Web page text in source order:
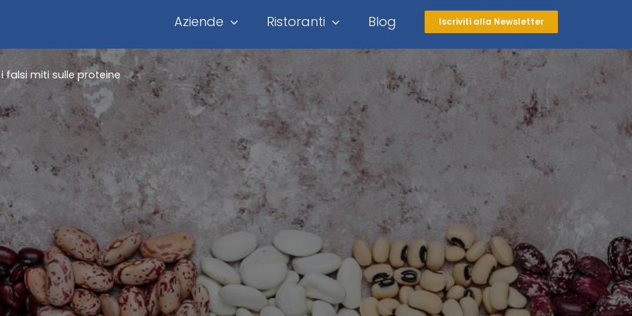
Aziende Ristoranti Blog Iscriviti alla Newsletter
falsi miti sulle proteine